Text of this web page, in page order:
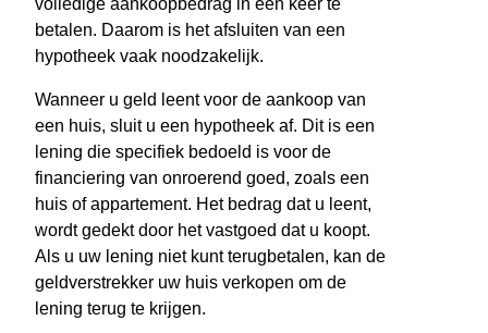
volledige aankoopbedrag in één keer te
betalen. Daarom is het afsluiten van een
hypotheek vaak noodzakelijk.
Wanneer u geld leent voor de aankoop van
een huis, sluit u een hypotheek af. Dit is een
lening die specifiek bedoeld is voor de
financiering van onroerend goed, zoals een
huis of appartement. Het bedrag dat u leent,
wordt gedekt door het vastgoed dat u koopt.
Als u uw lening niet kunt terugbetalen, kan de
geldverstrekker uw huis verkopen om de
lening terug te krijgen.